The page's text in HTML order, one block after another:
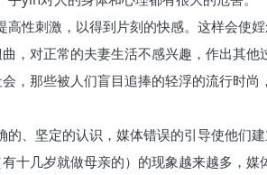
性刺激，以得到片刻的快感。这样会使
，对正常的夫妻生活不感兴趣，作出其他
，那些被人们盲目追捧的轻浮的流行时
、坚定的认识，媒体错误的引导使他们
十几岁就做母亲的）的现象越来越多，